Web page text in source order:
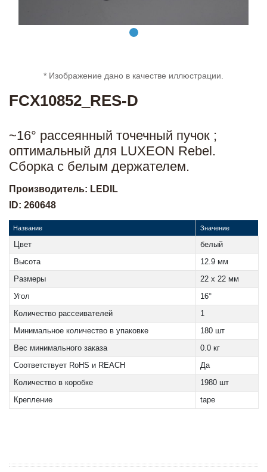
* Изображение дано в качестве иллюстрации.
FCX10852_RES-D
~16° рассеянный точечный пучок ;
оптимальный для LUXEON Rebel.
Сборка с белым держателем.
Производитель: LEDIL
ID: 260648
Название Значение
Цвет
белый
Высота
12.9 мм
Размеры
22 x 22 мм
Угол
16°
Количество рассеивателей
1
Минимальное количество в упаковке
180 шт
Вес минимального заказа
0.0 кг
Соответствует RoHS и REACH
Да
Количество в коробке
1980 шт
Крепление
tape